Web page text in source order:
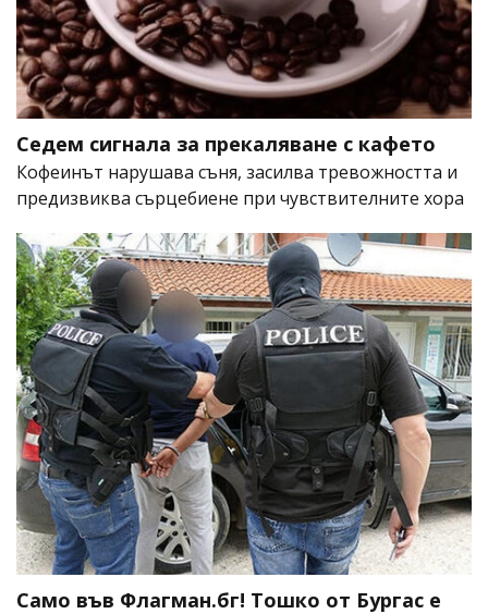
Седем сигнала за прекаляване с кафето
Кофеинът нарушава съня, засилва тревожността и
предизвиква сърцебиене при чувствителните хора
Само във Флагман.бг! Тошко от Бургас е